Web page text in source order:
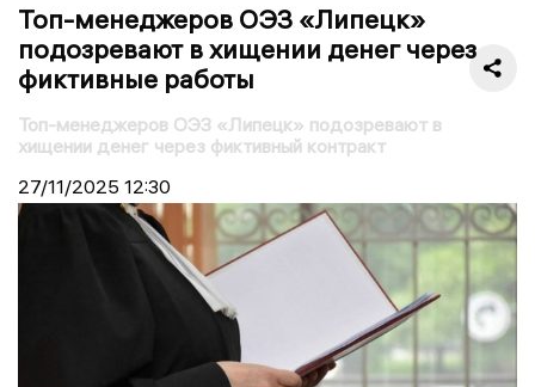
Топ-менеджеров ОЭЗ «Липецк»
подозревают в хищении денег через
фиктивные работы
Топ-менеджеров ОЭЗ «Липецк» подозревают в
хищении денег через фиктивный контракт
27/11/2025 12:30